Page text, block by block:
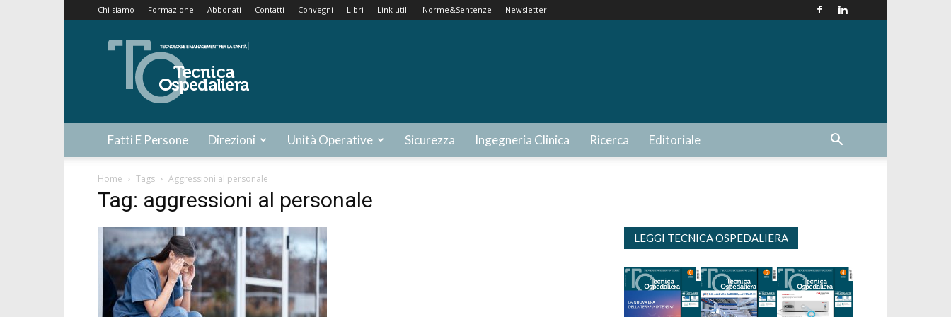
Chi siamo Formazione Abbonati Contatti Convegni Libri Link utili Norme&Sentenze Newsletter
Tecnica
Ospedaliera
Fatti E Persone Direzioni Unità Operative Sicurezza Ingegneria Clinica Ricerca Editoriale
Home Tags Aggressioni al personale
Tag: aggressioni al personale
LEGGI TECNICA OSPEDALIERA